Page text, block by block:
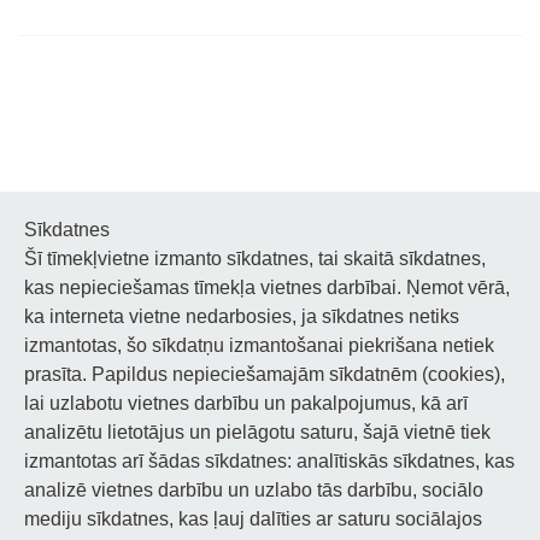
Noderīgi
Privātuma politika
Sīkdatņu privātuma politika
Piekļūstamība
Sīkdatnes
Šī tīmekļvietne izmanto sīkdatnes, tai skaitā sīkdatnes,
kas nepieciešamas tīmekļa vietnes darbībai. Ņemot vērā,
ka interneta vietne nedarbosies, ja sīkdatnes netiks
izmantotas, šo sīkdatņu izmantošanai piekrišana netiek
prasīta. Papildus nepieciešamajām sīkdatnēm (cookies),
lai uzlabotu vietnes darbību un pakalpojumus, kā arī
analizētu lietotājus un pielāgotu saturu, šajā vietnē tiek
izmantotas arī šādas sīkdatnes: analītiskās sīkdatnes, kas
analizē vietnes darbību un uzlabo tās darbību, sociālo
mediju sīkdatnes, kas ļauj dalīties ar saturu sociālajos